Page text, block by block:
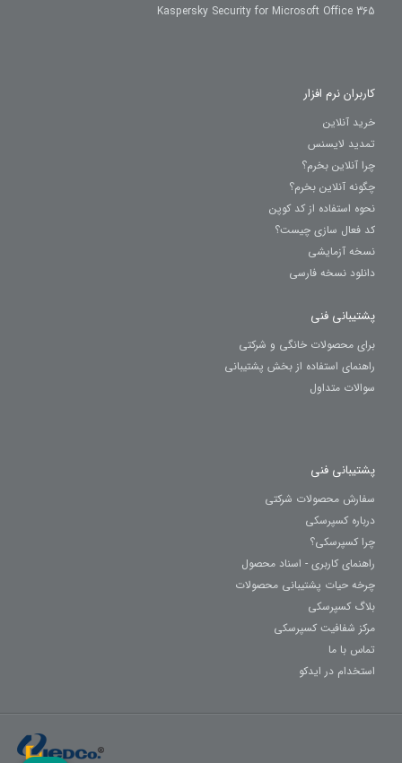
Kaspersky Security for Microsoft Office 365
کاربران نرم افزار
خرید آنلاین
تمدید لایسنس
چرا آنلاین بخرم؟
چگونه آنلاین بخرم؟
نحوه استفاده از کد کوپن
کد فعال سازی چیست؟
نسخه آزمایشی
دانلود نسخه فارسی
پشتیبانی فنی
برای محصولات خانگی و شرکتی
راهنمای استفاده از بخش پشتیبانی
سوالات متداول
پشتیبانی فنی
سفارش محصولات شرکتی
درباره کسپرسکی
چرا کسپرسکی؟
راهنمای کاربری - اسناد محصول
چرخه حیات پشتیبانی محصولات
بلاگ کسپرسکی
مرکز شفافیت کسپرسکی
تماس با ما
استخدام در ایدکو